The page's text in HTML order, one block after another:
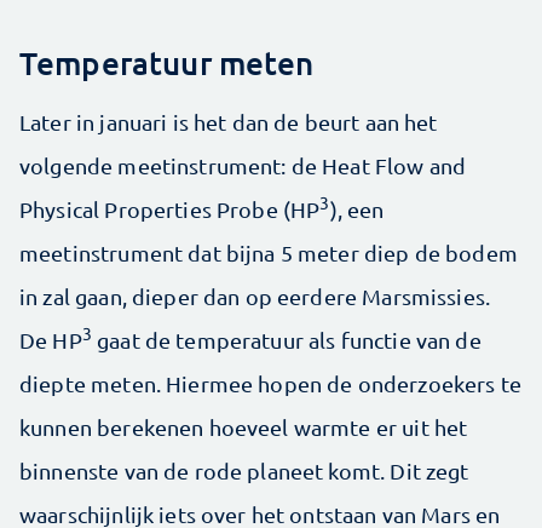
Temperatuur meten
Later in januari is het dan de beurt aan het
volgende meetinstrument: de Heat Flow and
Physical Properties Probe (HP3), een
meetinstrument dat bijna 5 meter diep de bodem
in zal gaan, dieper dan op eerdere Marsmissies.
De HP3 gaat de temperatuur als functie van de
diepte meten. Hiermee hopen de onderzoekers te
kunnen berekenen hoeveel warmte er uit het
binnenste van de rode planeet komt. Dit zegt
waarschijnlijk iets over het ontstaan van Mars en